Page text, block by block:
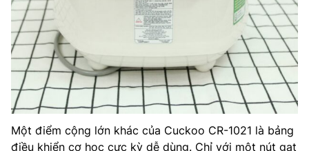
Một điểm cộng lớn khác của Cuckoo CR-1021 là bảng
điều khiển cơ học cực kỳ dễ dùng. Chỉ với một nút gạt